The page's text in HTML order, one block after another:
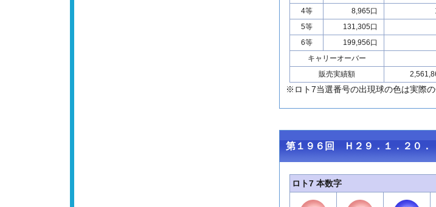
4等
8,965口
5等
131,305口
6等
199,956口
キャリーオーバー
販売実績額
※ロト7当選番号の出現球の色は実際の
第１９６回 Ｈ２９．１．２０
ロト7 本数字